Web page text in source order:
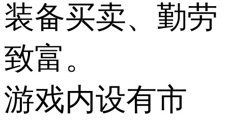
装备买卖、勤劳
致富。
游戏内设有市